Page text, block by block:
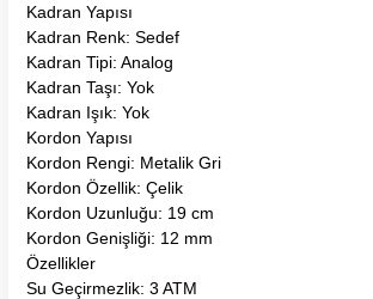
Kadran Yapısı
Kadran Renk: Sedef
Kadran Tipi: Analog
Kadran Taşı: Yok
Kadran Işık: Yok
Kordon Yapısı
Kordon Rengi: Metalik Gri
Kordon Özellik: Çelik
Kordon Uzunluğu: 19 cm
Kordon Genişliği: 12 mm
Özellikler
Su Geçirmezlik: 3 ATM